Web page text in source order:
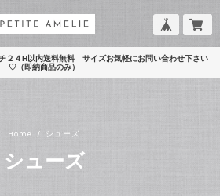
４H以内送料無料 サイズお気軽にお問い合わせ下さい
♡（即納商品のみ）
Home シューズ
シューズ